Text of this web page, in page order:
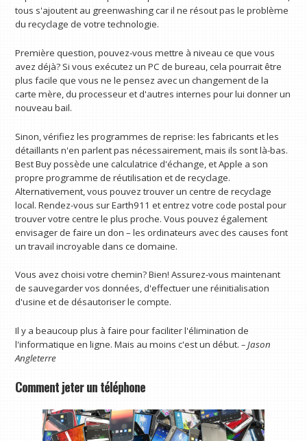
tous s'ajoutent au greenwashing car il ne résout pas le problème
du recyclage de votre technologie.
Première question, pouvez-vous mettre à niveau ce que vous
avez déjà? Si vous exécutez un PC de bureau, cela pourrait être
plus facile que vous ne le pensez avec un changement de la
carte mère, du processeur et d'autres internes pour lui donner un
nouveau bail.
Sinon, vérifiez les programmes de reprise: les fabricants et les
détaillants n'en parlent pas nécessairement, mais ils sont là-bas.
Best Buy possède une calculatrice d'échange, et Apple a son
propre programme de réutilisation et de recyclage.
Alternativement, vous pouvez trouver un centre de recyclage
local. Rendez-vous sur Earth911 et entrez votre code postal pour
trouver votre centre le plus proche. Vous pouvez également
envisager de faire un don – les ordinateurs avec des causes font
un travail incroyable dans ce domaine.
Vous avez choisi votre chemin? Bien! Assurez-vous maintenant
de sauvegarder vos données, d'effectuer une réinitialisation
d'usine et de désautoriser le compte.
Il y a beaucoup plus à faire pour faciliter l'élimination de
l'informatique en ligne. Mais au moins c'est un début.– Jason
Angleterre
Comment jeter un téléphone